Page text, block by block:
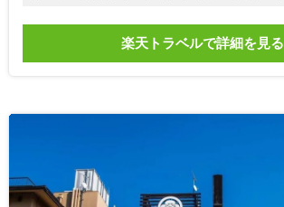
楽天トラベルで詳細を見る